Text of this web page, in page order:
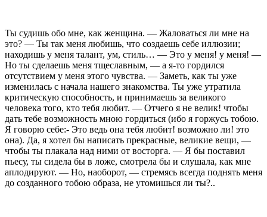
Ты судишь обо мне, как женщина. — Жаловаться ли мне на
это? — Ты так меня любишь, что создаешь себе иллюзии;
находишь у меня талант, ум, стиль… — Это у меня! у меня! —
Но ты сделаешь меня тщеславным, — а я-то гордился
отсутствием у меня этого чув­ства. — Заметь, как ты уже
изменилась с начала на­шего знакомства. Ты уже утратила
критическую спо­собность, и принимаешь за великого
человека того, кто тебя любит. — Отчего я не велик! чтобы
дать тебе возможность мною гордиться (ибо я горжусь то­бою.
Я говорю себе:- Это ведь она тебя любит! воз­можно ли! это
она). Да, я хотел бы написать прекрасные, великие вещи, —
чтобы ты плакала над ними от восторга. — Я бы поставил
пьесу, ты сидела бы в ложе, смотрела бы и слушала, как мне
аплодируют. — Но, наоборот, — стремясь всегда поднять меня
до созданного тобою образа, не утомишься ли ты?..